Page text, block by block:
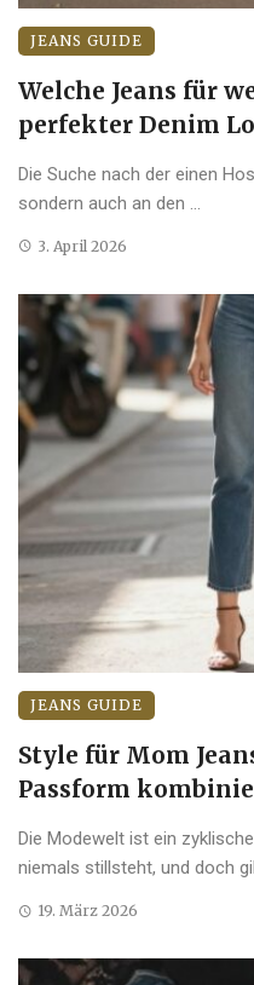
JEANS GUIDE
Welche Jeans für
perfekter Denim
Die Suche nach der einen
sondern auch an den ...
3. April 2026
JEANS GUIDE
Style für Mom
Passform
Die Modewelt ist ein
niemals stillsteht, und doch
19. März 2026